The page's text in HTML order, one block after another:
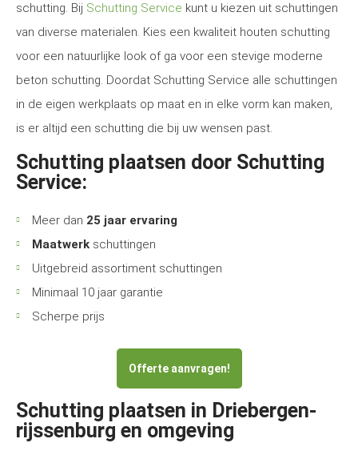
schutting. Bij Schutting Service kunt u kiezen uit schuttingen
van diverse materialen. Kies een kwaliteit houten schutting
voor een natuurlijke look of ga voor een stevige moderne
beton schutting. Doordat Schutting Service alle schuttingen
in de eigen werkplaats op maat en in elke vorm kan maken,
is er altijd een schutting die bij uw wensen past.
Schutting plaatsen door Schutting
Service:
Meer dan 25 jaar ervaring
Maatwerk schuttingen
Uitgebreid assortiment schuttingen
Minimaal 10 jaar garantie
Scherpe prijs
Offerte aanvragen!
Schutting plaatsen in Driebergen-
rijssenburg en omgeving